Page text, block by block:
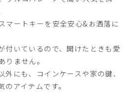
マートキーを安全安心&お洒落に
付いているので、開けたときも愛
りません。
外にも、コインケースや家の鍵、
アイテムです。